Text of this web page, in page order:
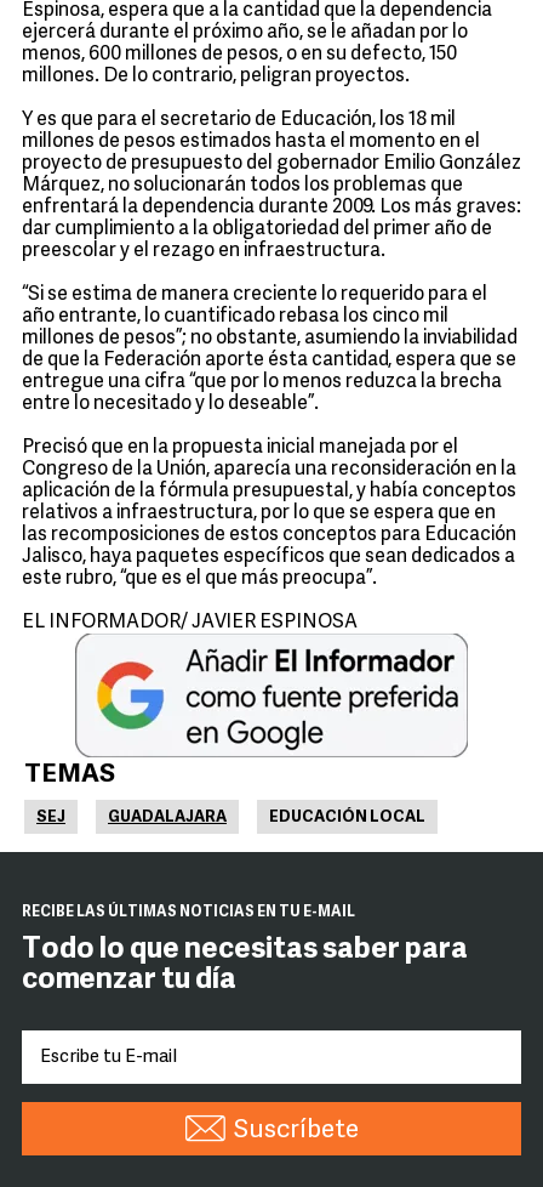
Espinosa, espera que a la cantidad que la dependencia
ejercerá durante el próximo año, se le añadan por lo
menos, 600 millones de pesos, o en su defecto, 150
millones. De lo contrario, peligran proyectos.
Y es que para el secretario de Educación, los 18 mil
millones de pesos estimados hasta el momento en el
proyecto de presupuesto del gobernador Emilio González
Márquez, no solucionarán todos los problemas que
enfrentará la dependencia durante 2009. Los más graves:
dar cumplimiento a la obligatoriedad del primer año de
preescolar y el rezago en infraestructura.
“Si se estima de manera creciente lo requerido para el
año entrante, lo cuantificado rebasa los cinco mil
millones de pesos”; no obstante, asumiendo la inviabilidad
de que la Federación aporte ésta cantidad, espera que se
entregue una cifra “que por lo menos reduzca la brecha
entre lo necesitado y lo deseable”.
Precisó que en la propuesta inicial manejada por el
Congreso de la Unión, aparecía una reconsideración en la
aplicación de la fórmula presupuestal, y había conceptos
relativos a infraestructura, por lo que se espera que en
las recomposiciones de estos conceptos para Educación
Jalisco, haya paquetes específicos que sean dedicados a
este rubro, “que es el que más preocupa”.
EL INFORMADOR/ JAVIER ESPINOSA
TEMAS
SEJ GUADALAJARA EDUCACIÓN LOCAL
RECIBE LAS ÚLTIMAS NOTICIAS EN TU E-MAIL
Todo lo que necesitas saber para
comenzar tu día
Suscríbete